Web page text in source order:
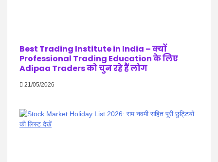
Best Trading Institute in India – क्यों
Professional Trading Education के लिए
Adipaa Traders को चुन रहे हैं लोग
21/05/2026